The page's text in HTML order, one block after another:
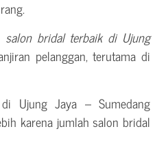
salon bridal terbaik di Ujung
pelanggan, terutama di
Ujung Jaya – Sumedang
karena jumlah salon bridal